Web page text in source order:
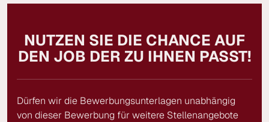
NUTZEN SIE DIE CHANCE AUF
DEN JOB DER ZU IHNEN PASST!
Dürfen wir die Bewerbungsunterlagen unabhängig
von dieser Bewerbung für weitere Stellenangebote